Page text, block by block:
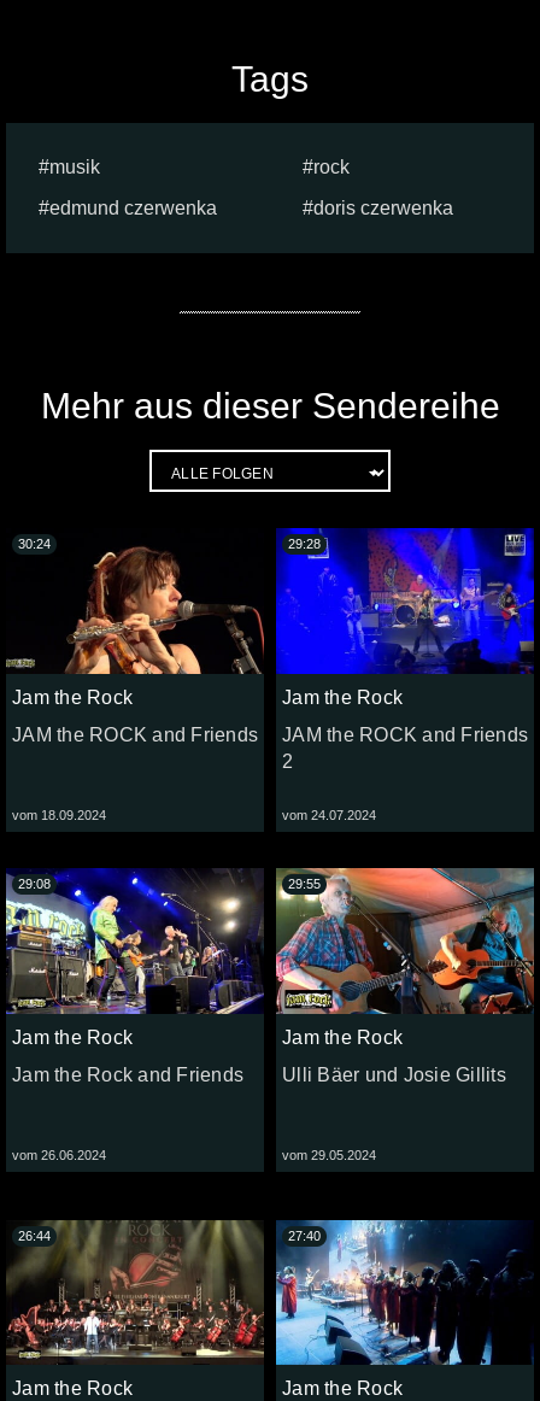
Tags
musik
rock
edmund czerwenka
doris czerwenka
Mehr aus dieser Sendereihe
Jam the Rock
JAM the ROCK and Friends
vom 18.09.2024
30:24
Jam the Rock
JAM the ROCK and Friends
2
vom 24.07.2024
29:28
Jam the Rock
Jam the Rock and Friends
vom 26.06.2024
29:08
Jam the Rock
Ulli Bäer und Josie Gillits
vom 29.05.2024
29:55
Jam the Rock
26:44
Jam the Rock
27:40